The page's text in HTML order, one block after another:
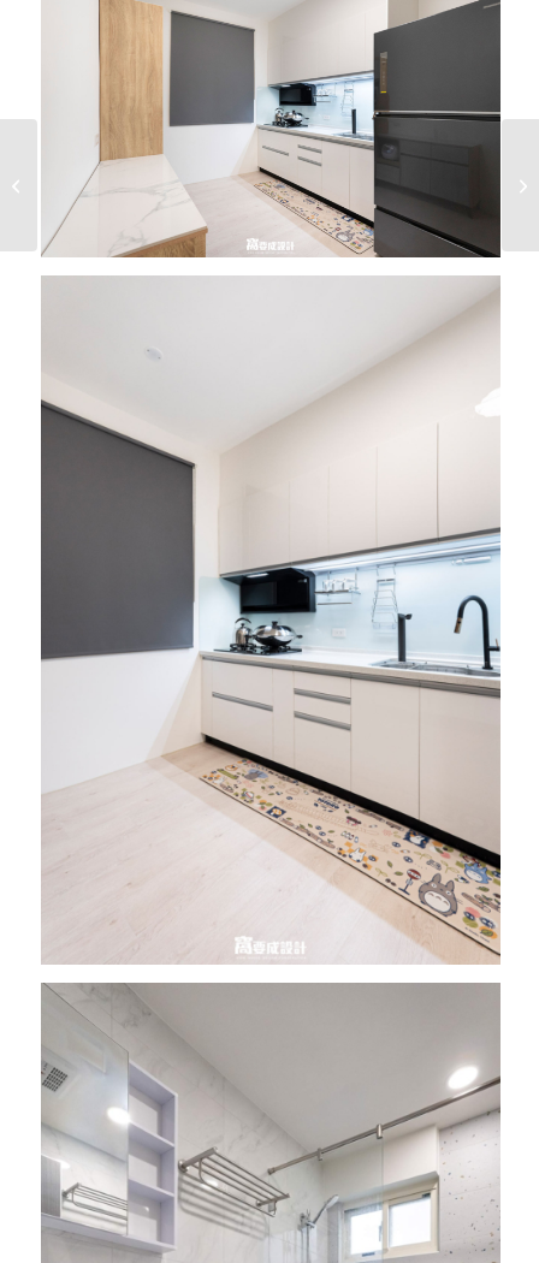
老屋翻新｜中正區廈門